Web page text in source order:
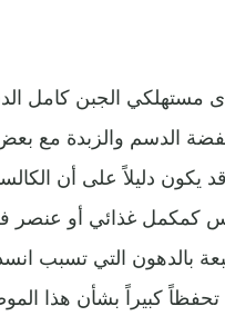
مستهلكي الجبن كامل
الدسم والزبدة مع بعض
دليلاً على أن
كمكمل غذائي أو عنصر
بالدهون التي تسبب